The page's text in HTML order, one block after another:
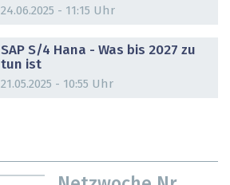
24.06.2025 - 11:15 Uhr
SAP S/4 Hana - Was bis 2027 zu
tun ist
21.05.2025 - 10:55 Uhr